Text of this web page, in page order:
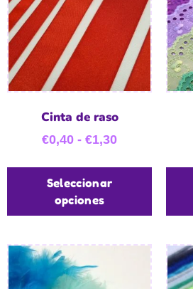
Cinta de raso
€0,40 - €1,30
Seleccionar
opciones